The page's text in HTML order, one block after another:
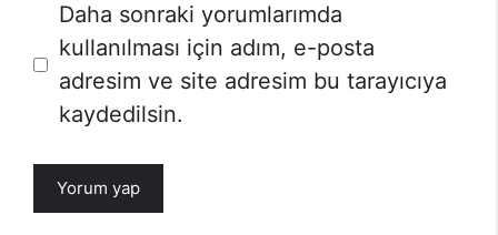
Daha sonraki yorumlarımda
kullanılması için adım, e-posta
adresim ve site adresim bu tarayıcıya
kaydedilsin.